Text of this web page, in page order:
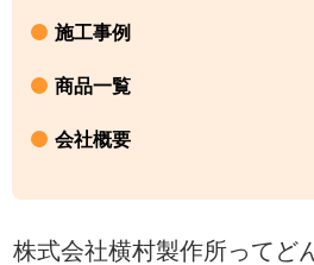
施工事例
商品一覧
会社概要
株式会社横村製作所ってど